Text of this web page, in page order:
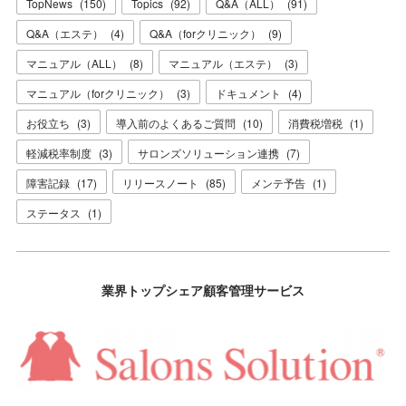
Q&A（エステ）
(4) Q&A（forクリニック） (9)
マニュアル（ALL）
(8) マニュアル（エステ） (3)
マニュアル（forクリニック）
(3) ドキュメント (4)
お役立ち (3) 導入前のよくあるご質問 (10) 消費税増税 (1)
軽減税率制度 (3) サロンズソリューション連携 (7)
障害記録 (17) リリースノート (85) メンテ予告 (1)
ステータス
(1)
業界トップシェア顧客管理サービス